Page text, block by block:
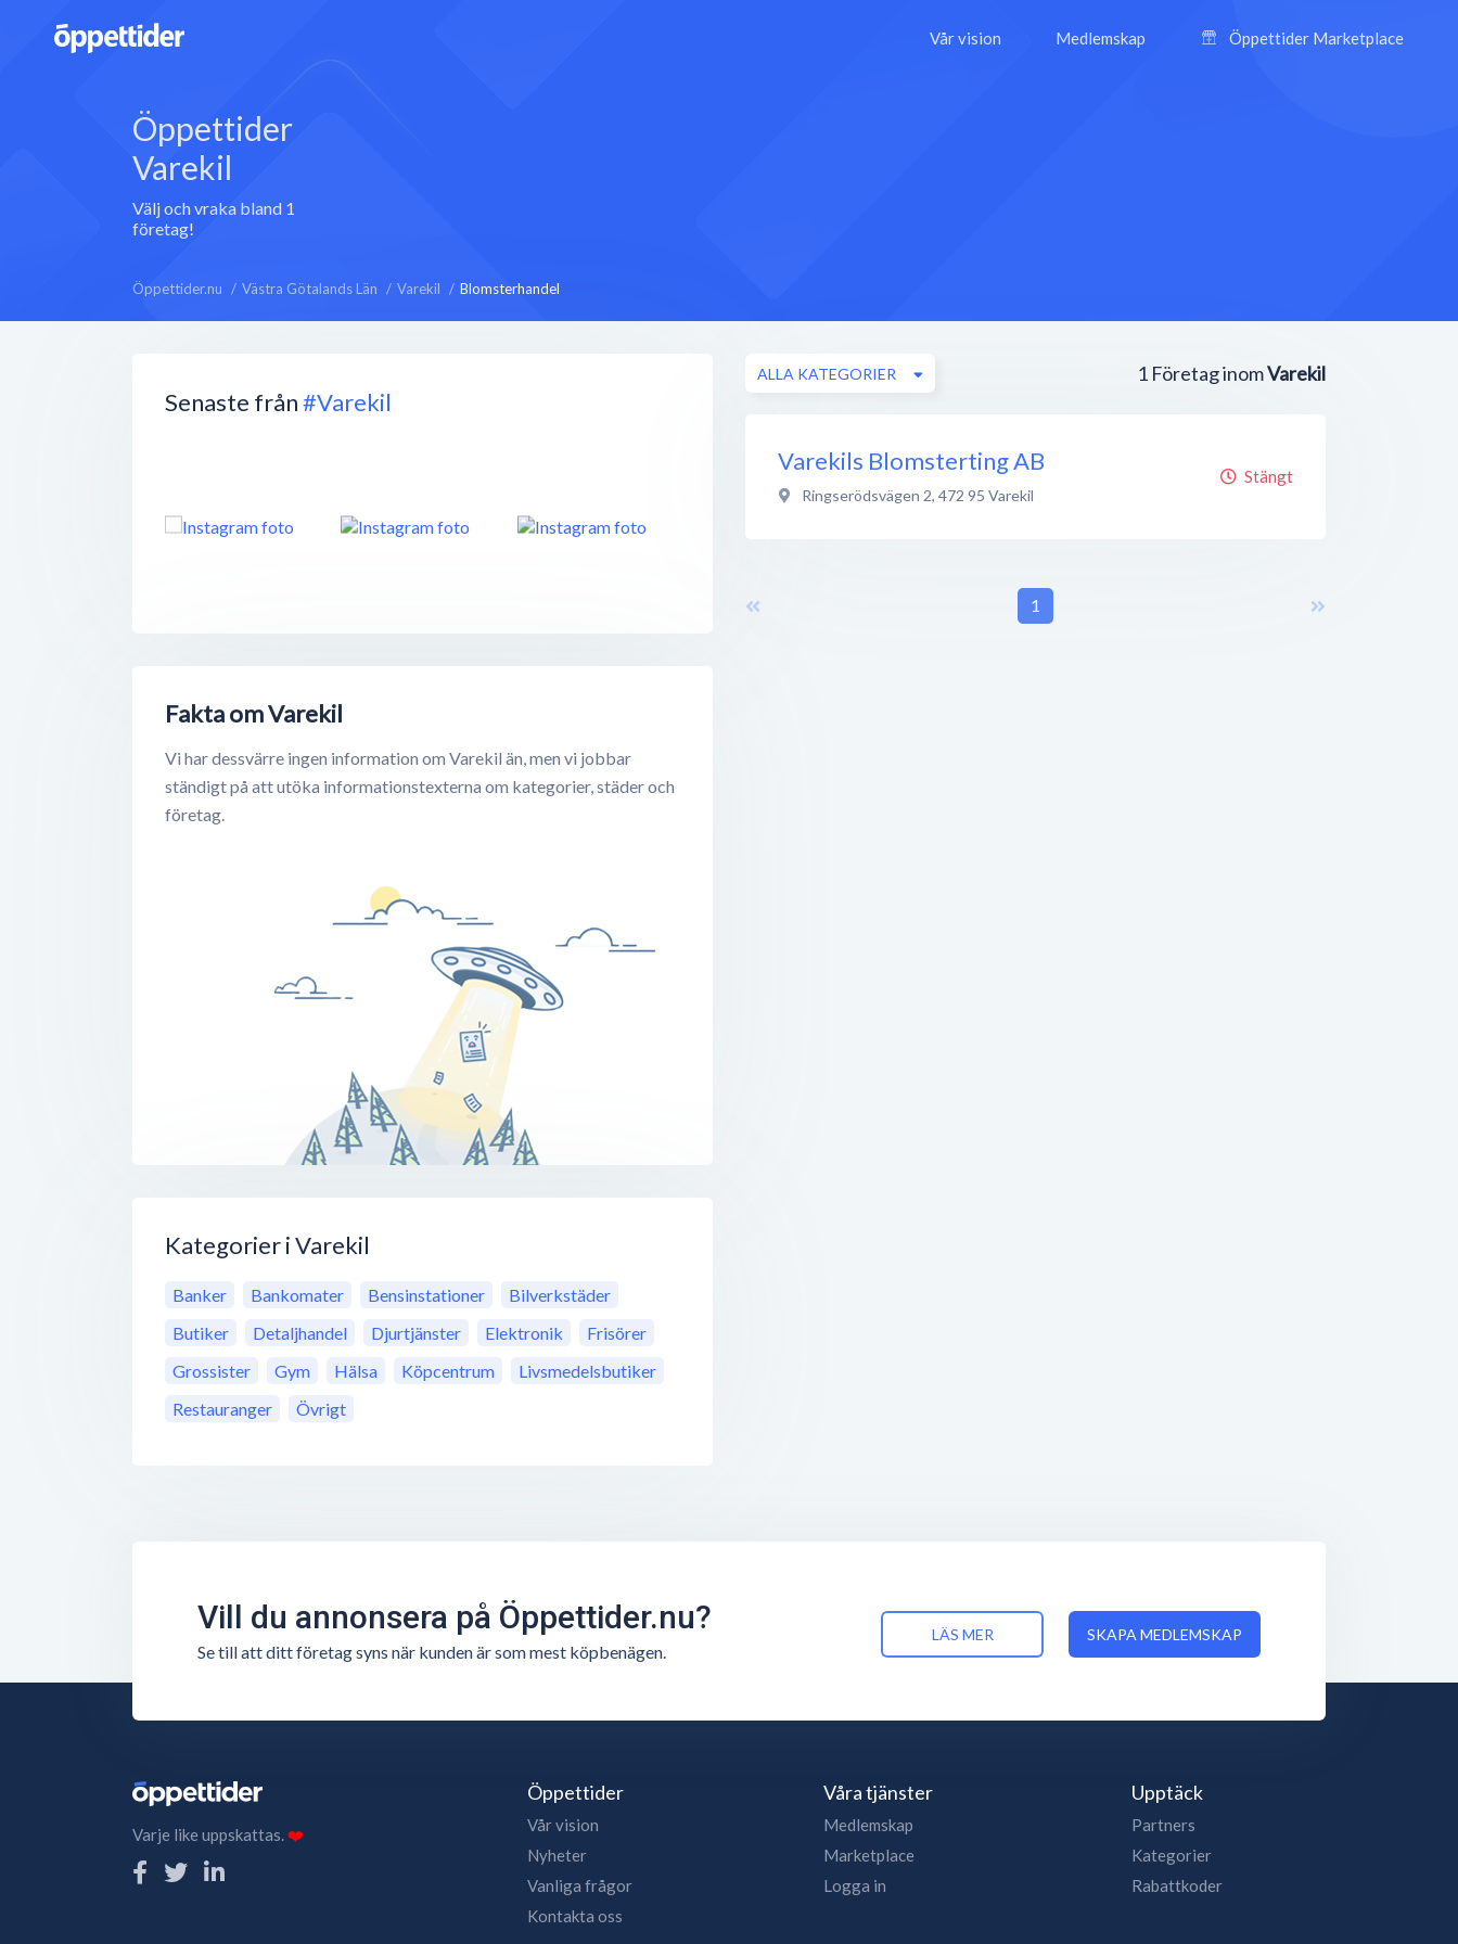
Vår vision Medlemskap Öppettider Marketplace
Öppettider
Varekil
Välj och vraka bland 1
företag!
Öppettider.nu Västra Götalands Län Varekil Blomsterhandel
Senaste från#Varekil
Fakta om Varekil
Vi har dessvärre ingen information om Varekil än, men vi jobbar
ständigt på att utöka informationstexterna om kategorier, städer och
företag.
Kategorier i Varekil
Banker Bankomater Bensinstationer
Bilverkstäder
Butiker
Detaljhandel Djurtjänster Elektronik
Frisörer
Grossister
Gym Hälsa Köpcentrum
Livsmedelsbutiker
Restauranger
Övrigt
1 Företag inomVarekil
ALLA KATEGORIER
Varekils Blomsterting AB
Ringserödsvägen 2, 472 95 Varekil
Stängt
1
Vill du annonsera på Öppettider.nu?
Se till att ditt företag syns när kunden är som mest köpbenägen.
LÄS MER SKAPA MEDLEMSKAP
Varje like uppskattas.❤️
Öppettider
Vår vision
Nyheter
Vanliga frågor
Kontakta oss
Våra tjänster
Medlemskap
Marketplace
Logga in
Upptäck
Partners
Kategorier
Rabattkoder